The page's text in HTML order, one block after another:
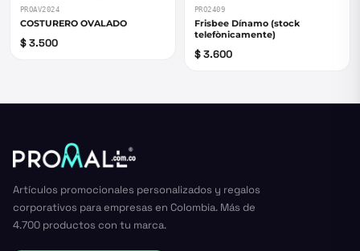
PROAV2024
COSTURERO OVALADO
$ 3.500
PRO2409
Frisbee Dínamo (stock
telefònicamente)
$ 3.600
Artículos promocionales personalizados y regalos
corporativos para empresas en Colombia. Más de
4.700 productos con tu marca.